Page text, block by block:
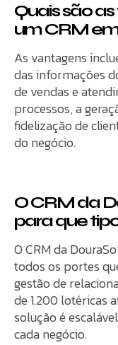
Quais são
um CRM
As vantagens
das informações
de vendas e
processos, a
fidelização de
do negócio.
O CRM da
para que
O CRM da
todos os portes
gestão de
de 1.200 lotéricas
solução é
cada negócio.